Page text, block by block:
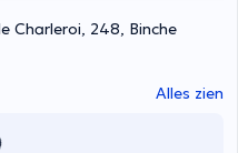
Charleroi, 248, Binche
Alles zien